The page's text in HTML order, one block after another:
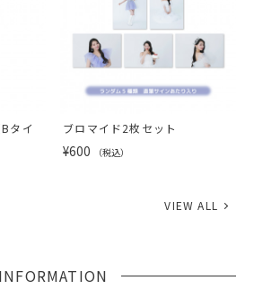
タイ
ブロマイド2枚セット
¥600 （税込）
VIEW ALL
INFORMATION